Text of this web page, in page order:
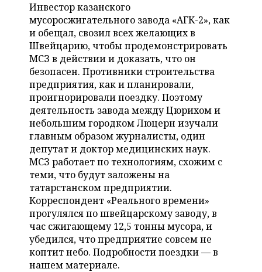
КОМУ ПРИНАДЛЕЖАТ
ТОРГОВЫЕ ЦЕНТРЫ
ТАТАРСТАНА
БЮДЖЕТ
ИНВЕСТИЦИИ
МАШИНОСТРОЕНИЕ
НЕФТЕХИМИЯ
НЕФТЬ
ОПК
ЭНЕРГЕТИКА
НОВОСТИ АВТО
БИЗНЕС
НОВОСТИ БИЗНЕСА
РОЗНИЧНАЯ ТОРГОВЛЯ
ТРАНСПОРТ
УСЛУГИ
ТЕХНОЛОГИИ
НОВОСТИ ТЕХНОЛОГИЙ
МЕДИА
ТЕЛЕКОММУНИКАЦИИ
МЕРОПРИЯТИЯ
НОВОСТИ МЕРОПРИЯТИЙ
ВЫЕЗДНАЯ РЕДАКЦИЯ
БИЗНЕС-БРАНЧИ
ONLINE-КОНФЕРЕНЦИИ
ОТКРЫТАЯ ЛЕКЦИЯ
СПОРТ
НОВОСТИ СПОРТА
ФУТБОЛ
ХОККЕЙ
БАСКЕТБОЛ
ВОЛЕЙБОЛ
КИБЕРСПОРТ
ОБЩЕСТВО
НОВОСТИ ОБЩЕСТВА
ВЛАСТЬ
ИНФРАСТРУКТУРА
ИСТОРИЯ
КУЛЬТУРА
ФОТОГАЛЕРЕЯ
СЮЖЕТЫ
СПРАВОЧНИК
СПИСОК ПЕРСОН
СПИСОК КОМПАНИЙ
ПОЛНАЯ ВЕРСИЯ
Инвестор казанского
мусоросжигательного завода «АГК-2», как
и обещал, свозил всех желающих в
Швейцарию, чтобы продемонстрировать
МСЗ в действии и доказать, что он
безопасен. Противники строительства
предприятия, как и планировали,
проигнорировали поездку. Поэтому
деятельность завода между Цюрихом и
небольшим городком Люцерн изучали
главным образом журналисты, один
депутат и доктор медицинских наук.
МСЗ работает по технологиям, схожим с
теми, что будут заложены на
татарстанском предприятии.
Корреспондент «Реального времени»
прогулялся по швейцарскому заводу, в
час сжигающему 12,5 тонны мусора, и
убедился, что предприятие совсем не
коптит небо. Подробности поездки — в
нашем материале.